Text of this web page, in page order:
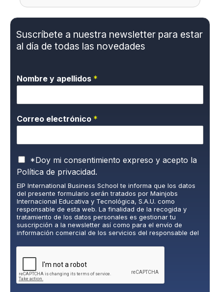
Suscríbete a nuestra newsletter para estar
al día de todas las novedades
Nombre y apellidos *
Correo electrónico *
P
o
í
t
i
c
a
d
e
v
*Doy mi consentimiento expreso y acepto la
Política de privacidad.
EIP International Business School te informa que los datos
del presente formulario serán tratados por Mainjobs
Internacional Educativa y Tecnológica, S.A.U. como
responsable de esta web. La finalidad de la recogida y
tratamiento de los datos personales es gestionar tu
suscripción a la newsletter así como para el envío de
información comercial de los servicios del responsable del
del/a interesado/a. No se cederán datos a terceros, salvo
obligación legal. Podrás ejercer tus derechos de acceso,
rectificación, limitación y supresión de los datos en
cumplimiento@grupomainjobs.com
, así como el derecho a
presentar una reclamación ante la autoridad de control.